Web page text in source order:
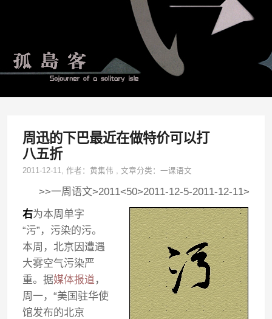
周迅的下巴最近在做特价可以打
八五折
2011-12-11, 作者：黄集伟 ,文章分类：一课语文
>>一周语文>2011<50>2011-12-5-2011-12-11>
右为本周单字
“污”，污染的污。
本周，北京因遭遇
大雾空气污染严
重。据媒体报道 ，
周一，“美国驻华使
馆发布的北京